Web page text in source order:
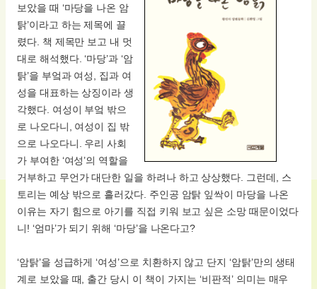
보았을 때 ‘마당을 나온 암
탉’이라고 하는 제목에 끌
렸다. 책 제목만 보고 내 멋
대로 해석했다. ‘마당’과 ‘암
탉’을 부엌과 여성, 집과 여
성을 대표하는 상징이라 생
각했다. 여성이 부엌 밖으
로 나오다니, 여성이 집 밖
으로 나오다니. 우리 사회
가 부여한 ‘여성’의 역할을
거부하고 무언가 대단한 일을 하려나 하고 상상했다. 그런데, 스
토리는 예상 밖으로 흘러갔다. 주인공 암탉 잎싹이 마당을 나온
이유는 자기 힘으로 아기를 직접 키워 보고 싶은 소망 때문이었다
니! ‘엄마’가 되기 위해 ‘마당’을 나온다고?
‘암탉’을 성급하게 ‘여성’으로 치환하지 않고 단지 ‘암탉’만의 생태
계로 보았을 때, 출간 당시 이 책이 가지는 ‘비판적’ 의미는 매우